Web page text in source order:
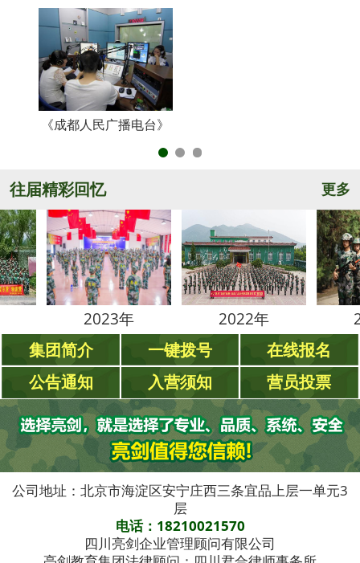
《成都人民广播电台》
往届精彩回忆 更多
2023年 2022年 2021年
集团简介 一键拨号
在线报名
公告通知
入营须知 营员投票
公司地址：北京市海淀区安宁庄西三条宜品上层一单元3
层
电话：18210021570
四川亮剑企业管理顾问有限公司